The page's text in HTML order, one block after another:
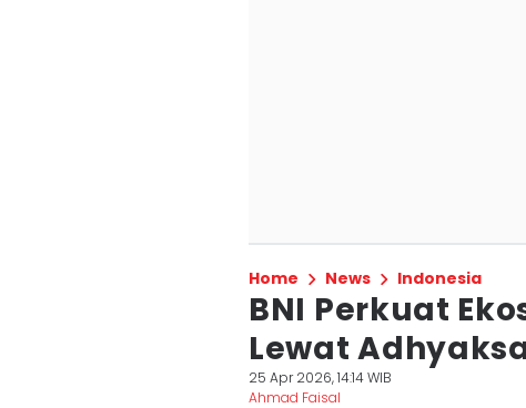
Home News Indonesia
BNI Perkuat
Lewat
25 Apr 2026, 14:14 WIB
Ahmad Faisal